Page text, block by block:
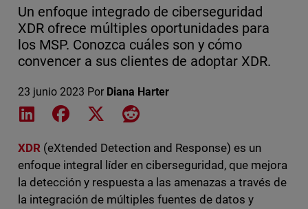
Un enfoque integrado de ciberseguridad
XDR ofrece múltiples oportunidades para
los MSP. Conozca cuáles son y cómo
convencer a sus clientes de adoptar XDR.
23 junio 2023 Por Diana Harter
Share on LinkedIn
Share on Facebook
Share on XShare on Reddit
XDR(eXtended Detection and Response) es un
enfoque integral líder en ciberseguridad, que mejora
la detección y respuesta a las amenazas a través de
la integración de múltiples fuentes de datos y